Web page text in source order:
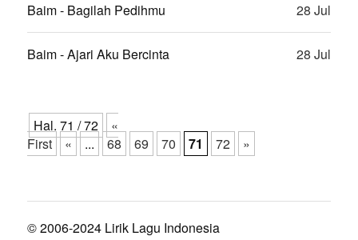
Baim - Bagilah Pedihmu 28 Jul
Baim - Ajari Aku Bercinta 28 Jul
Hal. 71 / 72
«
First
« ... 68 69 70 71 72 »
© 2006-2024 Lirik Lagu Indonesia